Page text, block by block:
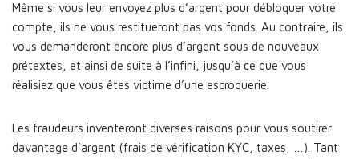
Même si vous leur envoyez plus d’argent pour débloquer votre
compte, ils ne vous restitueront pas vos fonds. Au contraire, ils
vous demanderont encore plus d’argent sous de nouveaux
prétextes, et ainsi de suite à l’infini, jusqu’à ce que vous
réalisiez que vous êtes victime d’une escroquerie.
Les fraudeurs inventeront diverses raisons pour vous soutirer
davantage d’argent (frais de vérification KYC, taxes, …). Tant